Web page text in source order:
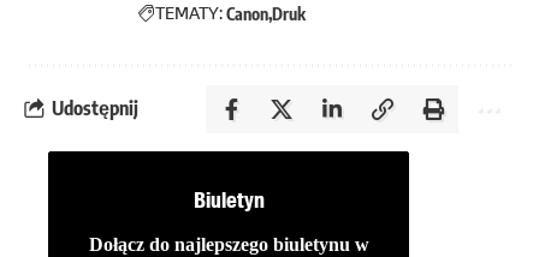
TEMATY:CanonDruk
Udostępnij
Biuletyn
Dołącz do najlepszego biuletynu w